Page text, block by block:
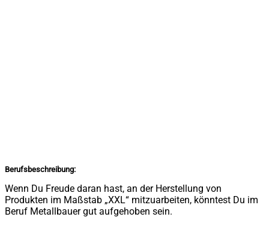
Berufsbeschreibung:
Wenn Du Freude daran hast, an der Herstellung von
Produkten im Maßstab „XXL“ mitzuarbeiten, könntest Du im
Beruf Metallbauer gut aufgehoben sein.